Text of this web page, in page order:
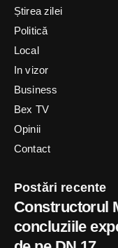
Știrea zilei
Politică
Local
In vizor
Business
Bex TV
Opinii
Contact
Postări recente
Constructorul
concluziile